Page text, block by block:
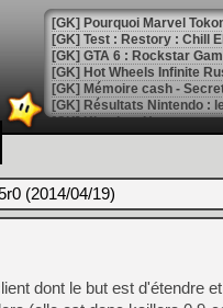
[GK] Pourquoi Marvel
[GK] Test : Restory : Chill
[GK] GTA 6 : Rockstar
[GK] Hot Wheels Infinite
[GK] Mémoire cash -
[GK] Résultats Nintendo :
[GK] Déjà des
[Mo5] Brickboy cherche à
[GK] Minecraft et ses «
[GK] Beast of
[GK] Ubisoft : fin de partie
[GK] Mémoire cash -
[GK] Dan Houser (GTA)
[GK] Comment EA Sports
[GK] Crimson Moon : un
(2014/04/19)
dont le but est d'étendre